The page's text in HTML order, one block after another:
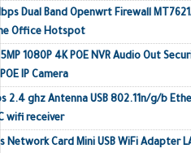
Dual Band Openwrt Firewall
Office Hotspot
1080P 4K POE NVR Audio Out
IP Camera
2.4 ghz Antenna USB 802.11n/g/b
wifi receiver
Network Card Mini USB WiFi Adapter